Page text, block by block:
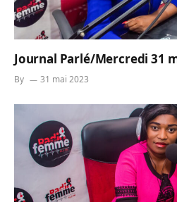
Journal Parlé/Mercredi 31
By 31 mai 2023